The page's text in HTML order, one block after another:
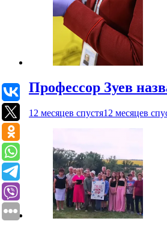
Профессор Зуев
12 месяцев спустя12 месяцев